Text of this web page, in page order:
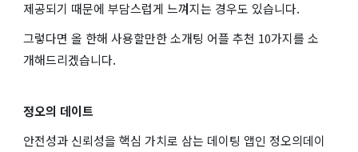
제공되기 때문에 부담스럽게 느껴지는 경우도 있습니다.
그렇다면 올 한해 사용할만한 소개팅 어플 추천 10가지를 소
개해드리겠습니다.
정오의 데이트
안전성과 신뢰성을 핵심 가치로 삼는 데이팅 앱인 정오의데이